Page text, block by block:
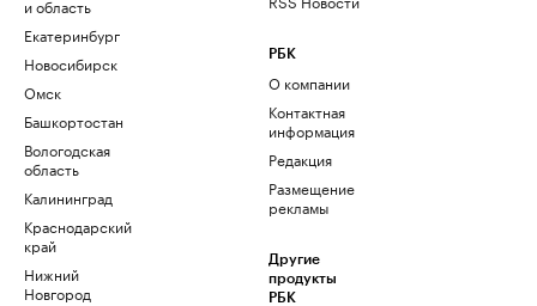
и область
Екатеринбург
Новосибирск
Омск
Башкортостан
Вологодская
область
Калининград
Краснодарский
край
Нижний
Новгород
РБК
О компании
Контактная
информация
Редакция
Размещение
рекламы
Другие
продукты
РБК